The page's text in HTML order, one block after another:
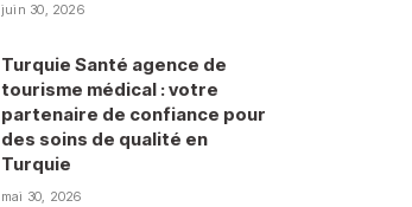
juin 30, 2026
Turquie Santé agence de
tourisme médical : votre
partenaire de confiance pour
des soins de qualité en
Turquie
mai 30, 2026